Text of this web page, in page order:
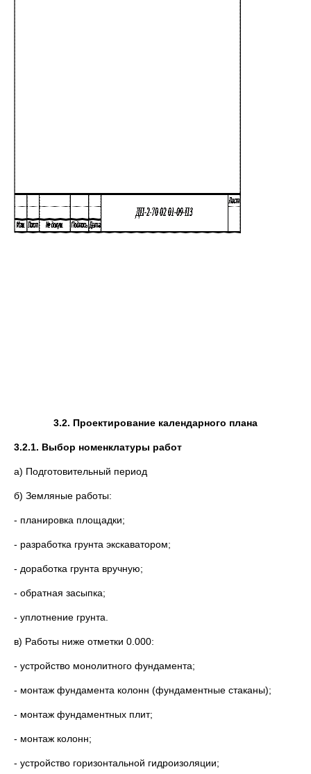
3.2. Проектирование календарного плана
3.2.1. Выбор номенклатуры работ
а) Подготовительный период
б) Земляные работы:
- планировка площадки;
- разработка грунта экскаватором;
- доработка грунта вручную;
- обратная засыпка;
- уплотнение грунта.
в) Работы ниже отметки 0.000:
- устройство монолитного фундамента;
- монтаж фундамента колонн (фундаментные стаканы);
- монтаж фундаментных плит;
- монтаж колонн;
- устройство горизонтальной гидроизоляции;